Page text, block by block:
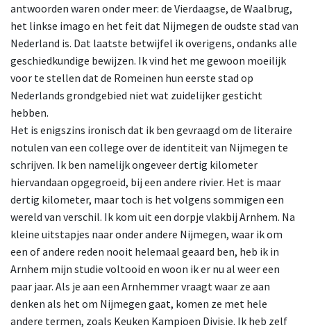
antwoorden waren onder meer: de Vierdaagse, de Waalbrug,
het linkse imago en het feit dat Nijmegen de oudste stad van
Nederland is. Dat laatste betwijfel ik overigens, ondanks alle
geschiedkundige bewijzen. Ik vind het me gewoon moeilijk
voor te stellen dat de Romeinen hun eerste stad op
Nederlands grondgebied niet wat zuidelijker gesticht
hebben.
Het is enigszins ironisch dat ik ben gevraagd om de literaire
notulen van een college over de identiteit van Nijmegen te
schrijven. Ik ben namelijk ongeveer dertig kilometer
hiervandaan opgegroeid, bij een andere rivier. Het is maar
dertig kilometer, maar toch is het volgens sommigen een
wereld van verschil. Ik kom uit een dorpje vlakbij Arnhem. Na
kleine uitstapjes naar onder andere Nijmegen, waar ik om
een of andere reden nooit helemaal geaard ben, heb ik in
Arnhem mijn studie voltooid en woon ik er nu al weer een
paar jaar. Als je aan een Arnhemmer vraagt waar ze aan
denken als het om Nijmegen gaat, komen ze met hele
andere termen, zoals Keuken Kampioen Divisie. Ik heb zelf